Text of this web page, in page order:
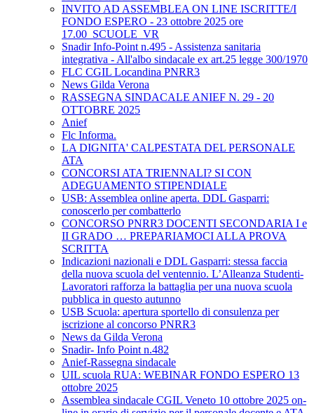
INVITO AD ASSEMBLEA ON LINE ISCRITTE/I
FONDO ESPERO - 23 ottobre 2025 ore
17.00_SCUOLE_VR
Snadir Info-Point n.495 - Assistenza sanitaria
integrativa - All'albo sindacale ex art.25 legge 300/1970
FLC CGIL Locandina PNRR3
News Gilda Verona
RASSEGNA SINDACALE ANIEF N. 29 - 20
OTTOBRE 2025
Anief
Flc Informa.
LA DIGNITA' CALPESTATA DEL PERSONALE
ATA
CONCORSI ATA TRIENNALI? SI CON
ADEGUAMENTO STIPENDIALE
USB: Assemblea online aperta. DDL Gasparri:
conoscerlo per combatterlo
CONCORSO PNRR3 DOCENTI SECONDARIA I e
II GRADO … PREPARIAMOCI ALLA PROVA
SCRITTA
Indicazioni nazionali e DDL Gasparri: stessa faccia
della nuova scuola del ventennio. L’Alleanza Studenti-
Lavoratori rafforza la battaglia per una nuova scuola
pubblica in questo autunno
USB Scuola: apertura sportello di consulenza per
iscrizione al concorso PNRR3
News da Gilda Verona
Snadir- Info Point n.482
Anief-Rassegna sindacale
UIL scuola RUA: WEBINAR FONDO ESPERO 13
ottobre 2025
Assemblea sindacale CGIL Veneto 10 ottobre 2025 on-